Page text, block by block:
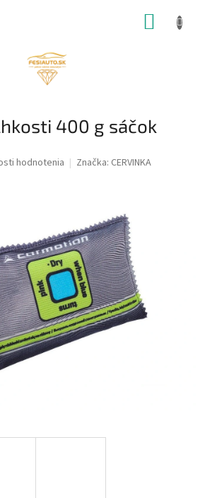
400 g sáčok
hodnotenia Značka: CERVINKA